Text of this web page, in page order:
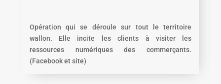
Opération qui se déroule sur tout le territoire
wallon. Elle incite les clients à visiter les
ressources numériques des commerçants.
(Facebook et site)